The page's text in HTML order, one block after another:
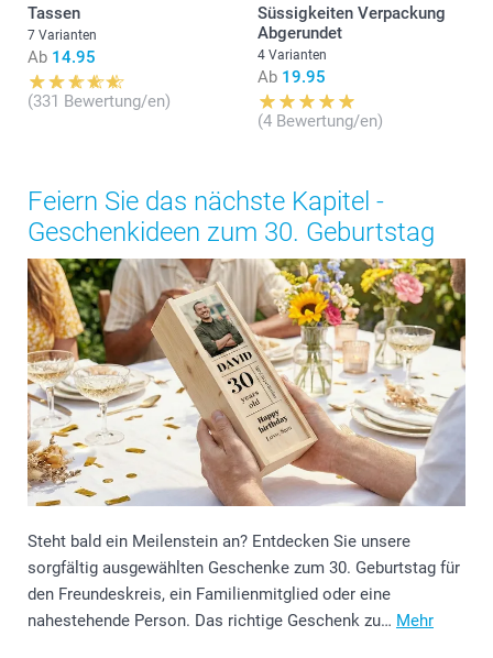
Tassen
7 Varianten
Ab 14.95
(331 Bewertung/en)
Süssigkeiten Verpackung
Abgerundet
4 Varianten
Ab 19.95
(4 Bewertung/en)
Feiern Sie das nächste Kapitel -
Geschenkideen zum 30. Geburtstag
Steht bald ein Meilenstein an? Entdecken Sie unsere
sorgfältig ausgewählten Geschenke zum 30. Geburtstag für
den Freundeskreis, ein Familienmitglied oder eine
nahestehende Person. Das richtige Geschenk zu… Mehr